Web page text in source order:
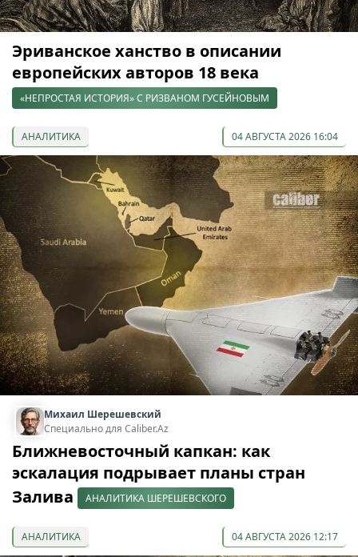
Эриванское ханство в описании
европейских авторов 18 века
«НЕПРОСТАЯ ИСТОРИЯ» С РИЗВАНОМ ГУСЕЙНОВЫМ
АНАЛИТИКА 04 АВГУСТА 2026 16:04
Михаил Шерешевский
Специально для Caliber.Az
Ближневосточный капкан: как
эскалация подрывает планы стран
Залива
АНАЛИТИКА ШЕРЕШЕВСКОГО
АНАЛИТИКА 04 АВГУСТА 2026 12:17